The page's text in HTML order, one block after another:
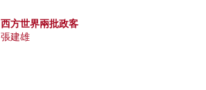
西方世界兩批政客
張建雄